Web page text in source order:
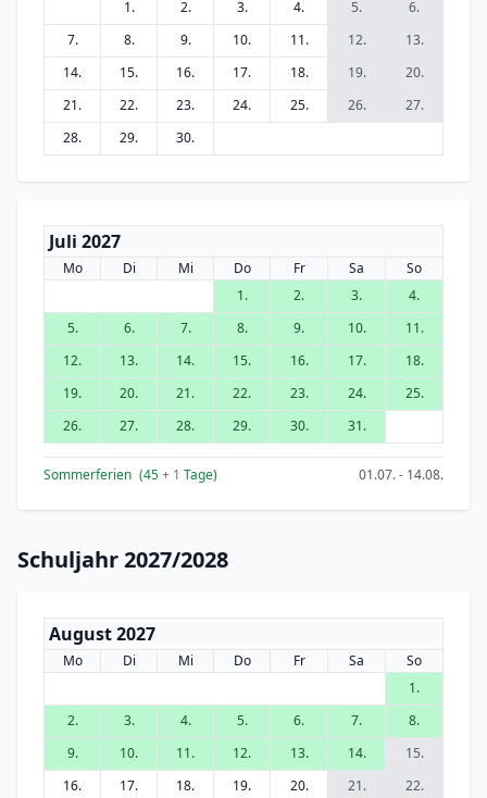
1.
2. 3. 4. 5.
6.
7.
8. 9. 10. 11. 12.
13.
14.
15. 16. 17. 18. 19.
20.
21.
22. 23. 24. 25. 26.
27.
28.
29. 30.
Juli 2027
Mo Di Mi Do Fr Sa
So
1.
2. 3.
4.
5.
6. 7. 8. 9. 10.
11.
12.
13. 14. 15. 16. 17.
18.
19.
20. 21. 22. 23. 24.
25.
26.
27. 28. 29. 30. 31.
Sommerferien (45+ 1 Tage) 01.07. - 14.08.
Schuljahr 2027/2028
August 2027
Mo Di Mi Do Fr Sa
So
1.
2.
3. 4. 5. 6. 7.
8.
9.
10. 11. 12. 13. 14.
15.
16.
17. 18. 19. 20. 21.
22.